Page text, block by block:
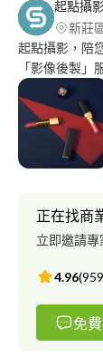
起點攝
新莊
起點攝影，陪
「影像後製
您洽談！ ↓ ↓ ↓ ↓ ↓ ↓ https://startingfoto.myportfolio.com/contact
去背照案例
單色背景照案
https://
https://
正在找商
立即邀請
4.96(959
免